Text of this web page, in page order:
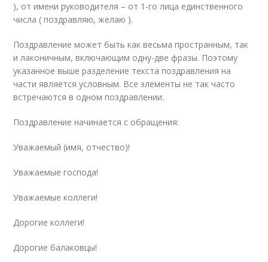
), от имени руководителя – от 1-го лица единственного
числа ( поздравляю, желаю ).
Поздравление может быть как весьма пространным, так
и лаконичным, включающим одну-две фразы. Поэтому
указанное выше разделение текста поздравления на
части является условным. Все элементы не так часто
встречаются в одном поздравлении.
Поздравление начинается с обращения:
Уважаемый (имя, отчество)!
Уважаемые господа!
Уважаемые коллеги!
Дорогие коллеги!
Дорогие балаковцы!